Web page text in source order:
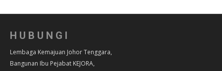
HUBUNGI
Lembaga Kemajuan Johor Tenggara,
Bangunan Ibu Pejabat KEJORA,